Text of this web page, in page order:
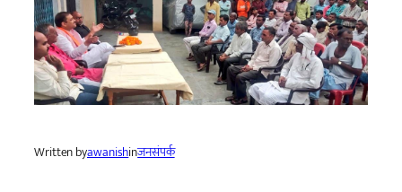
Written byawanishinजनसंपर्क